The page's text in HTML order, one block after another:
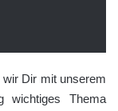
Dir mit unserem
wichtiges Thema